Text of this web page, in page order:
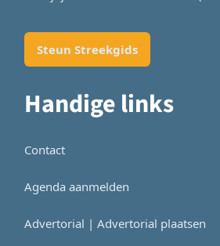
Steun Streekgids
Handige links
Contact
Agenda aanmelden
Advertorial | Advertorial plaatsen